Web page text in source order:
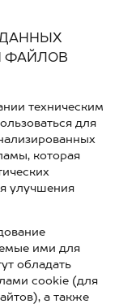
ДАННЫХ
ФАЙЛОВ
техническим
для
которая
улучшения
ими для
обладать
cookie (для
а также